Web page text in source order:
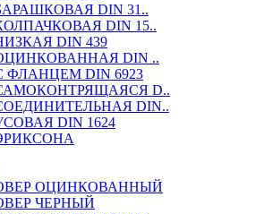
DIN 31..
DIN 15..
DIN 439
DIN ..
ФЛАНЦЕМ DIN 6923
D..
DIN..
DIN 1624
ОЦИНКОВАННЫЙ
ЧЕРНЫЙ